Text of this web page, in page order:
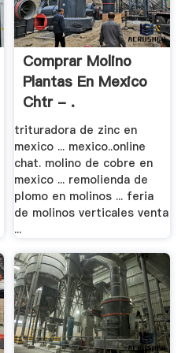
Comprar Molino
Plantas En Mexico
Chtr - .
trituradora de zinc en
mexico ... mexico..online
chat. molino de cobre en
mexico ... remolienda de
plomo en molinos ... feria
de molinos verticales venta
...